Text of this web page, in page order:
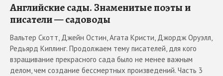
Английские сады. Знаменитые поэты и
писатели — садоводы
Вальтер Скотт, Джейн Остин, Агата Кристи, Джордж Оруэлл,
Редьярд Киплинг. Продолжаем тему писателей, для кого
взращивание прекрасного сада было не менее важным
делом, чем создание бессмертных произведений. Часть 3